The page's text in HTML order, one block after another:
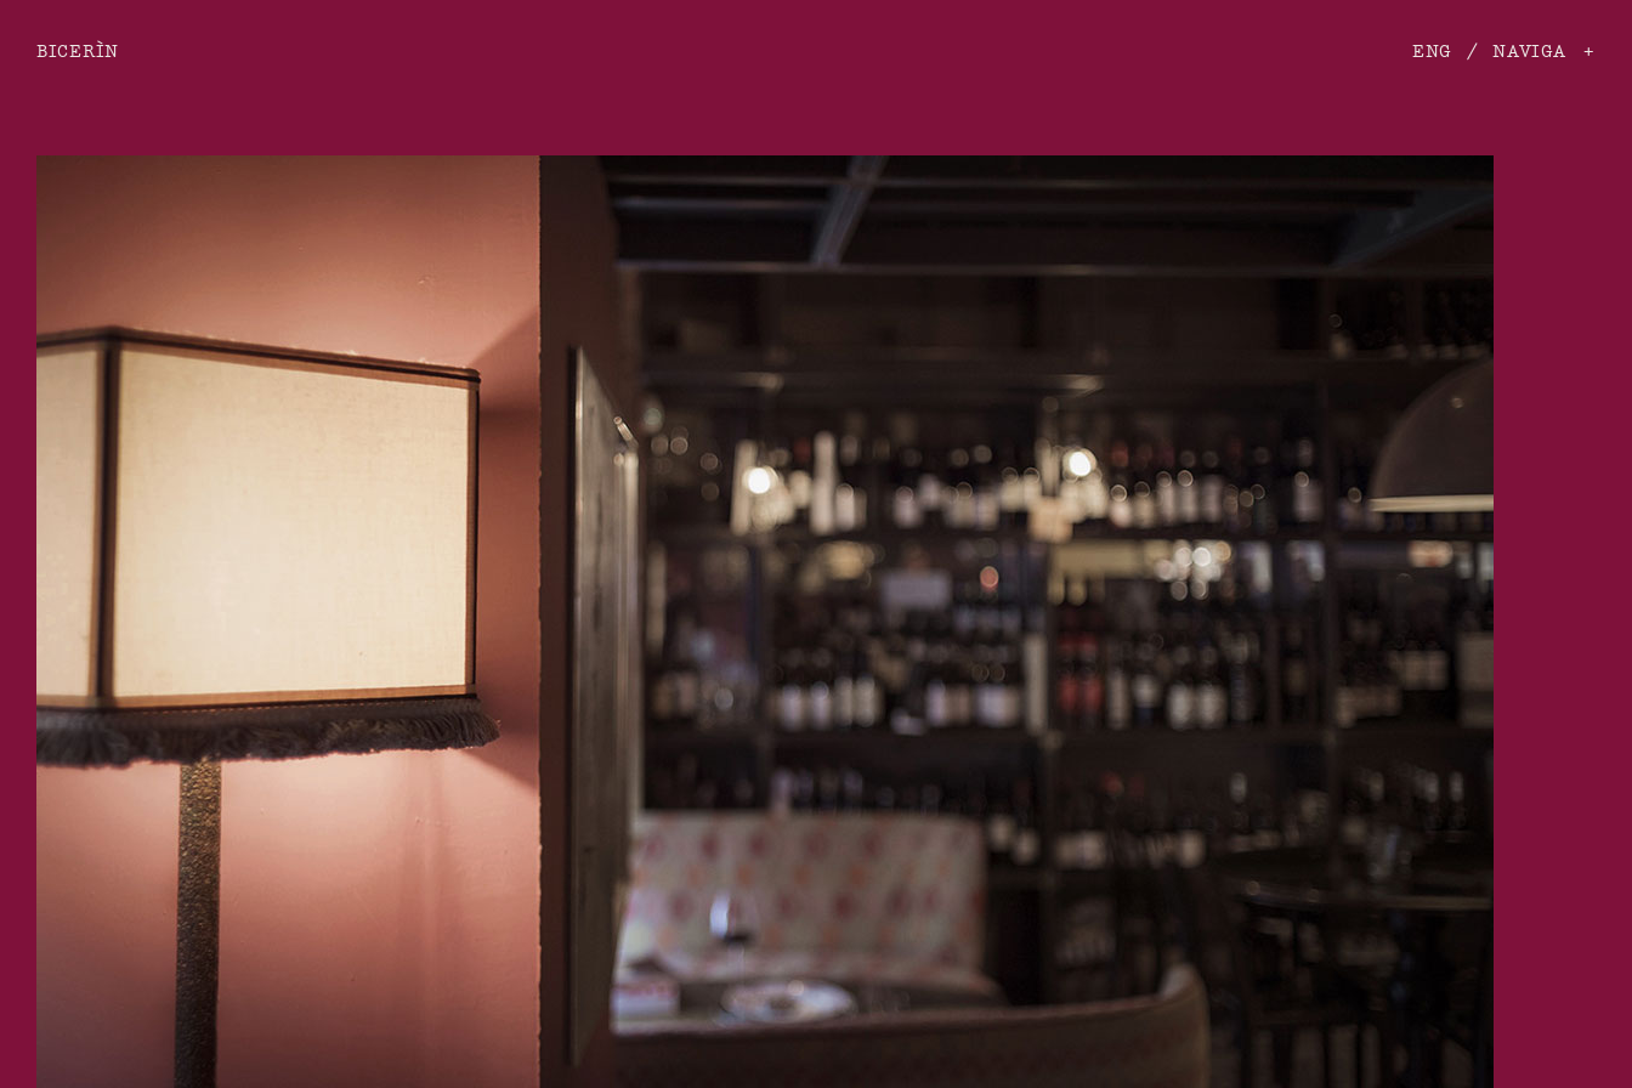
BICERÌN ENG / NAVIGA +